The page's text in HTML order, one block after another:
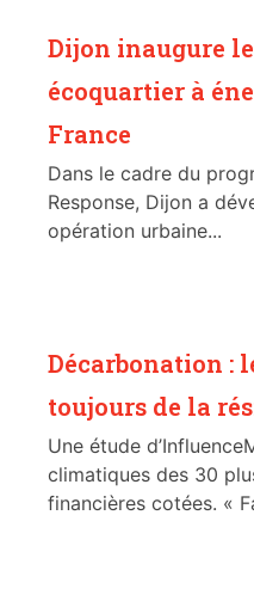
Dijon inaugure
écoquartier à
France
Dans le cadre du
Response, Dijon a
opération urbaine...
Décarbonation :
toujours de la
Une étude
climatiques des 30
financières cotées. «